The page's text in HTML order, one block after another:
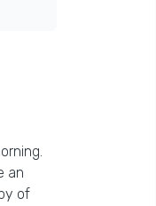
an
of